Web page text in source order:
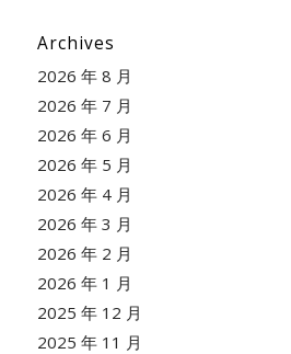
Archives
2026 年 8 月
2026 年 7 月
2026 年 6 月
2026 年 5 月
2026 年 4 月
2026 年 3 月
2026 年 2 月
2026 年 1 月
2025 年 12 月
2025 年 11 月